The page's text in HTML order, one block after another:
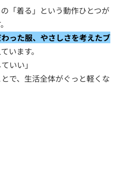
「着る」という動作ひとつが
った服、やさしさを考えたブ
います。
いい」
で、生活全体がぐっと軽くな